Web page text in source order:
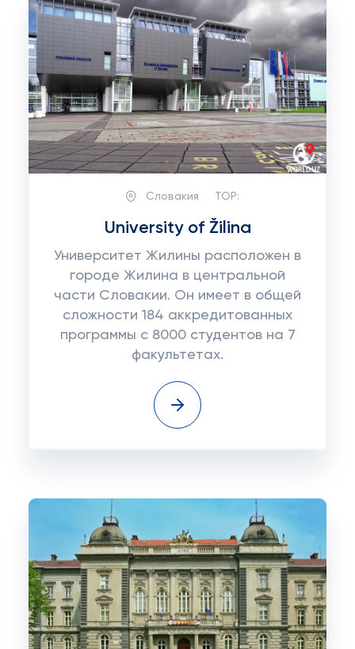
Словакия TOP:
University of Žilina
Университет Жилины расположен в
городе Жилина в центральной
части Словакии. Он имеет в общей
сложности 184 аккредитованных
программы с 8000 студентов на 7
факультетах.